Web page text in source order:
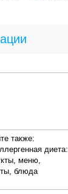
также:
диета:
меню,
блюда